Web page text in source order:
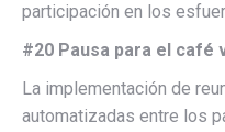
participación en los
#20 Pausa para el café
La implementación de
automatizadas entre los